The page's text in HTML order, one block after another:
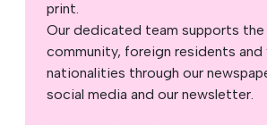
print.
Our dedicated team supports the
community, foreign residents
nationalities through our
social media and our newsletter.